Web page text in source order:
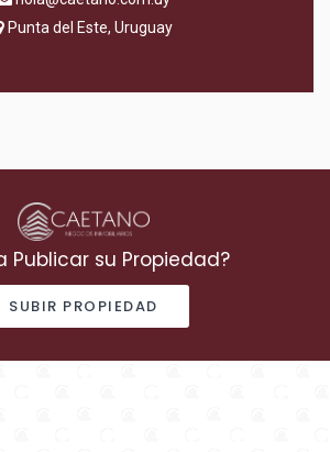
Punta del Este, Uruguay
Publicar su Propiedad?
SUBIR PROPIEDAD